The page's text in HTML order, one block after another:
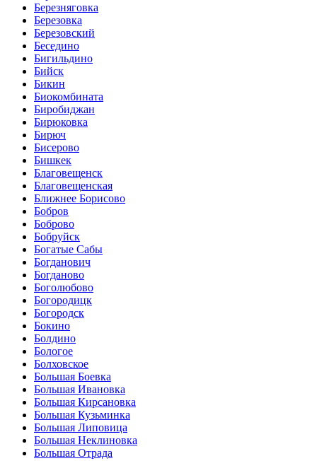
Березняговка
Березовка
Березовский
Беседино
Бигильдино
Бийск
Бикин
Биокомбината
Биробиджан
Бирюковка
Бирюч
Бисерово
Бишкек
Благовещенск
Благовещенская
Ближнее Борисово
Бобров
Боброво
Бобруйск
Богатые Сабы
Богданович
Богданово
Боголюбово
Богородицк
Богородск
Бокино
Болдино
Бологое
Болховское
Большая Боевка
Большая Ивановка
Большая Кирсановка
Большая Кузьминка
Большая Липовица
Большая Неклиновка
Большая Отрада